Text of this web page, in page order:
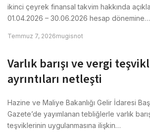
ikinci çeyrek finansal takvim hakkında
01.04.2026 – 30.06.2026 hesap dönemine…
Temmuz 7, 2026mugisnot
Varlık barışı ve vergi
ayrıntıları netleşti
Hazine ve Maliye Bakanlığı Gelir İdaresi
Gazete’de yayımlanan tebliğlerle varlık
teşviklerinin uygulanmasına ilişkin…